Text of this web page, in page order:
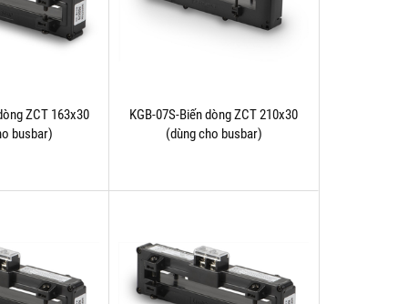
ZCT 163x30
busbar)
KGB-07S-Biến dòng ZCT 210x30
(dùng cho busbar)